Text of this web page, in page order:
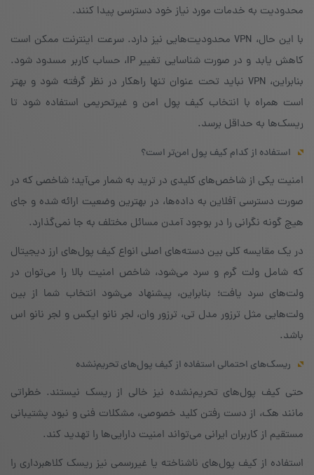
محدودیت به خدمات مورد نیاز خود دسترسی پیدا کنند.
با این حال، VPN محدودیت‌هایی نیز دارد. سرعت اینترنت ممکن است
کاهش یابد و در صورت شناسایی تغییر IP، حساب کاربر مسدود شود.
بنابراین، VPN نباید تحت عنوان تنها راهکار در نظر گرفته شود و بهتر
است همراه با انتخاب کیف پول امن و غیر‌تحریمی استفاده شود تا
ریسک‌ها به حداقل برسد.
استفاده از کدام کیف پول امن‌تر است؟
امنیت یکی از شاخص‌های کلیدی در ترید به شمار می‌آید؛ شاخصی که در
صورت دسترسی آفلاین به داده‌ها، در بهترین وضعیت ارائه شده و جای
هیچ گونه نگرانی را در بوجود آمدن مسائل مختلف به جا نمی‌گذارد.
در یک مقایسه کلی بین دسته‌های اصلی انواع کیف پول‌های ارز دیجیتال
که شامل ولت گرم و سرد می‌شود، شاخص امنیت بالا را می‌توان در
ولت‌های سرد یافت؛ بنابراین، پیشنهاد می‌شود انتخاب شما از بین
ولت‌هایی مثل ترزور مدل تی، ترزور وان، لجر نانو ایکس و لجر نانو اس
باشد.
ریسک‌های احتمالی استفاده از کیف پول‌های تحریم‌نشده
حتی کیف پول‌های تحریم‌نشده نیز خالی از ریسک نیستند. خطراتی
مانند هک، از دست رفتن کلید خصوصی، مشکلات فنی و نبود پشتیبانی
مستقیم از کاربران ایرانی می‌تواند امنیت دارایی‌ها را تهدید کند.
استفاده از کیف پول‌های ناشناخته یا غیررسمی نیز ریسک کلاهبرداری را